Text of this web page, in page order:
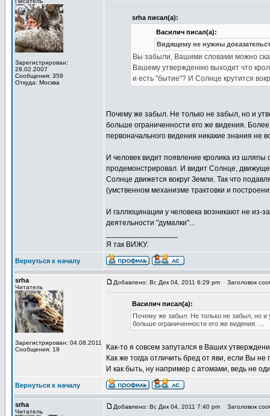
Зарегистрирован:
28.02.2007
Сообщения: 359
Откуда: Москва
srha писал(а):
Василич писал(а):
Видящему не нужны
Вы забыли, Вашими словами можно
Вашему утверждению выходит что
и есть "бытие"? И Солнце крутится
Почему же забыл. Не только не забыл, но и
больше ограниченности его же видения.
первоначального видения никакие знания не
И человек видит появление кролика из
продемонстрировал. И видит Солнце,
Солнце движется вокруг Земли. Так что
(умственном механизме трактовки и
И галлюцинации у человека возникают не из-
деятельности "думалки"...
Я так ВИЖУ.
Вернуться к началу
srha
Читатель
Зарегистрирован: 04.08.2011
Сообщения: 19
Добавлено: Вс Дек 04, 2011 6:29 pm Заголовок
Василич писал(а):
Почему же забыл. Не только не забыл, но и
больше ограниченности его же видения. ...
Как-то я совсем запутался в Ваших
Как же тогда отличить бред от яви, если Вы
И как быть, ну например с атомами, ведь не
Вернуться к началу
srha
Читатель
Добавлено: Вс Дек 04, 2011 7:40 pm Заголовок